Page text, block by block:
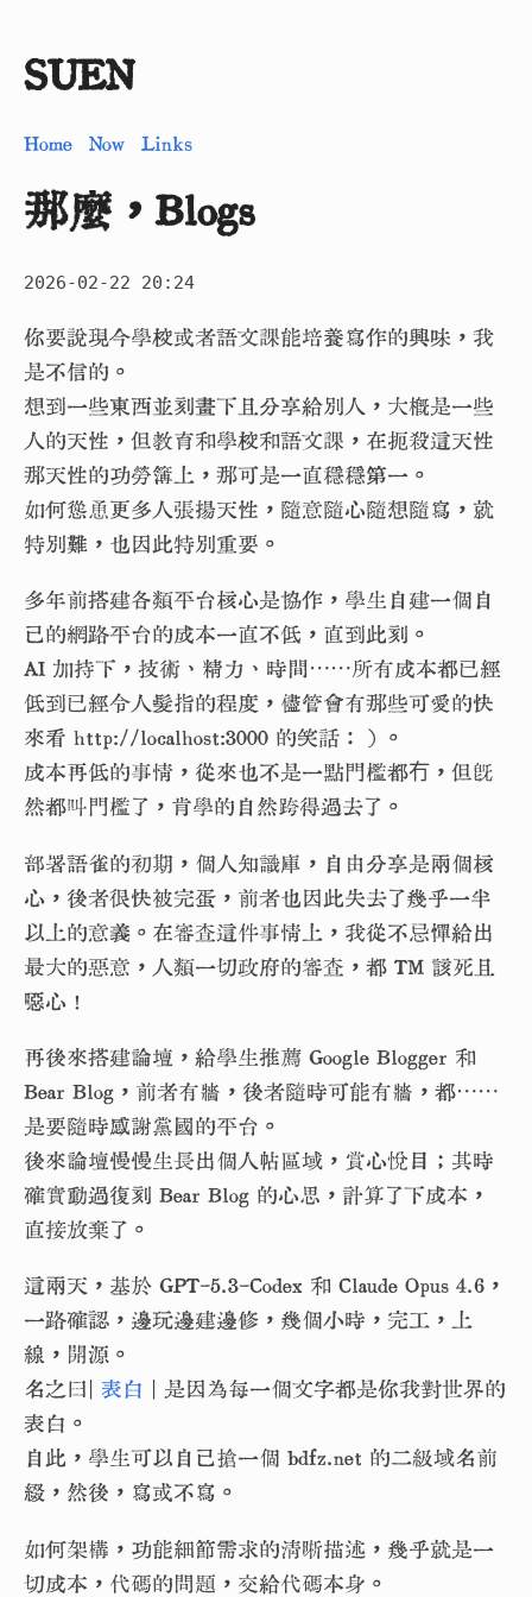
SUEN
Home Now Links
那麼，Blogs
2026-02-22 20:24
你要說現今學校或者語文課能培養寫作的興味，我
是不信的。
想到一些東西並刻畫下且分享給別人，大概是一些
人的天性，但教育和學校和語文課，在扼殺這天性
那天性的功勞簿上，那可是一直穩穩第一。
如何慫恿更多人張揚天性，隨意隨心隨想隨寫，就
特別難，也因此特別重要。
多年前搭建各類平台核心是協作，學生自建一個自
己的網路平台的成本一直不低，直到此刻。
AI 加持下，技術、精力、時間⋯⋯所有成本都已經
低到已經令人髮指的程度，儘管會有那些可愛的快
來看 http://localhost:3000 的笑話：）。
成本再低的事情，從來也不是一點門檻都冇，但既
然都叫門檻了，肯學的自然跨得過去了。
部署語雀的初期，個人知識庫，自由分享是兩個核
心，後者很快被完蛋，前者也因此失去了幾乎一半
以上的意義。在審查這件事情上，我從不忌憚給出
最大的惡意，人類一切政府的審查，都 TM 該死且
噁心！
再後來搭建論壇，給學生推薦 Google Blogger 和
Bear Blog，前者有牆，後者隨時可能有牆，都⋯⋯
是要隨時感謝黨國的平台。
後來論壇慢慢生長出個人帖區域，賞心悅目；其時
確實動過復刻 Bear Blog 的心思，計算了下成本，
直接放棄了。
這兩天，基於 GPT-5.3-Codex 和 Claude Opus 4.6，
一路確認，邊玩邊建邊修，幾個小時，完工，上
線，開源。
名之曰| 表白
| 是因為每一個文字都是你我對世界的
表白。
自此，學生可以自己搶一個 bdfz.net 的二級域名前
綴，然後，寫或不寫。
如何架構，功能細節需求的清晰描述，幾乎就是一
切成本，代碼的問題，交給代碼本身。